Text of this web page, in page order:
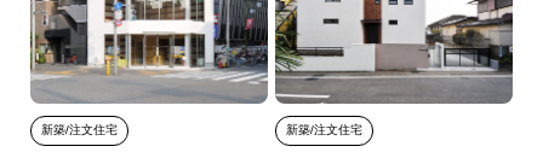
新築/注文住宅 新築/注文住宅